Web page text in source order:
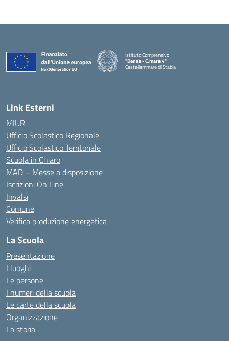
Istituto Comprensivo
"Denza - C.mare 4"
Castellammare di Stabia
Link Esterni
MIUR
Ufficio Scolastico Regionale
Ufficio Scolastico Territoriale
Scuola in Chiaro
MAD – Messe a disposizione
Iscrizioni On Line
Invalsi
Comune
Verifica produzione energetica
La Scuola
Presentazione
I luoghi
Le persone
I numeri della scuola
Le carte della scuola
Organizzazione
La storia